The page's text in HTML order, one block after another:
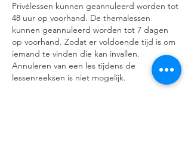
Privélessen kunnen geannuleerd worden tot
48 uur op voorhand. De themalessen
kunnen geannuleerd worden tot 7 dagen
op voorhand. Zodat er voldoende tijd is om
iemand te vinden die kan invallen.
Annuleren van een les tijdens de
lessenreeksen is niet mogelijk.